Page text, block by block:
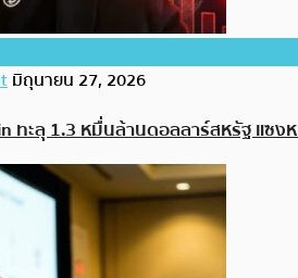
มิถุนายน 27, 2026
ทะลุ 1.3 หมื่นล้านดอลลาร์สหรัฐ แซ